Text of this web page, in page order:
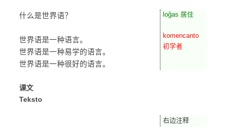
什么是世界语？
世界语是一种语言。
世界语是一种易学的语言。
世界语是一种很好的语言。
loĝas 居住
komencanto
初学者
课文
Teksto
右边注释